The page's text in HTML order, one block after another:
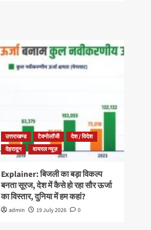
उत्तराखण्ड टेक्नोलॉजी
देश / विदेश
देहरादून
वायरल न्यूज़
Explainer: बिजली का बड़ा विकल्प
बनता सूरज, देश में कैसे हो रहा सौर ऊर्जा
का विस्तार, दुनिया में हम कहां?
admin 19 July 2026 0